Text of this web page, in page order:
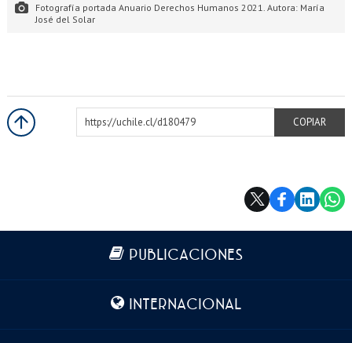
Fotografía portada Anuario Derechos Humanos 2021. Autora: María
José del Solar
https://uchile.cl/d180479
COPIAR
Más información
PUBLICACIONES
INTERNACIONAL